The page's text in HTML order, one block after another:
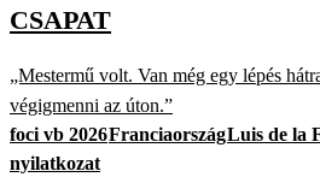
CSAPAT
„Mestermű volt. Van még egy lépés
végigmenni az úton.”
foci vb 2026FranciaországLuis de la
nyilatkozat